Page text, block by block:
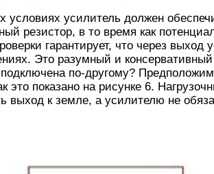
условиях усилитель должен
резистор, в то время как
гарантирует, что через выход
Это разумный и
подключена по-другому?
это показано на рисунке 6.
выход к земле, а усилителю не